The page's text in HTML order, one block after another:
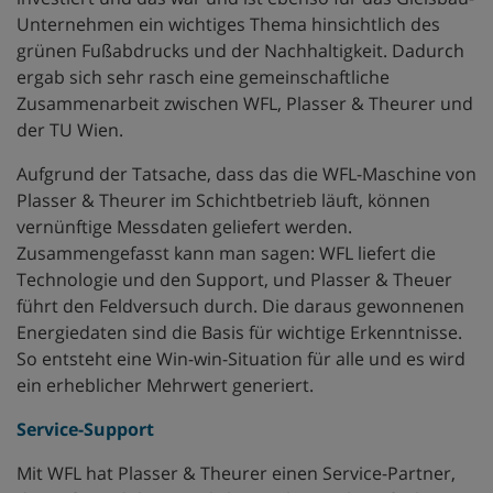
Unternehmen ein wichtiges Thema hinsichtlich des
grünen Fußabdrucks und der Nachhaltigkeit. Dadurch
ergab sich sehr rasch eine gemeinschaftliche
Zusammenarbeit zwischen WFL, Plasser & Theurer und
der TU Wien.
Aufgrund der Tatsache, dass das die WFL-Maschine von
Plasser & Theurer im Schichtbetrieb läuft, können
vernünftige Messdaten geliefert werden.
Zusammengefasst kann man sagen: WFL liefert die
Technologie und den Support, und Plasser & Theuer
führt den Feldversuch durch. Die daraus gewonnenen
Energiedaten sind die Basis für wichtige Erkenntnisse.
So entsteht eine Win-win-Situation für alle und es wird
ein erheblicher Mehrwert generiert.
Service-Support
Mit WFL hat Plasser & Theurer einen Service-Partner,